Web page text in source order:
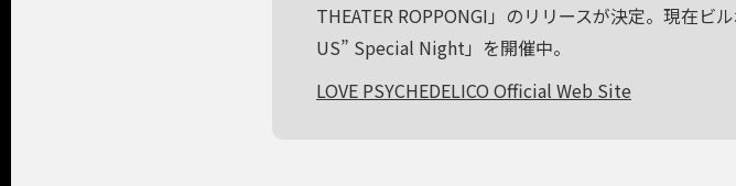
THEATER ROPPONGI」のリリースが決定。現在
US” Special Night」を開催中。
LOVE PSYCHEDELICO Official Web Site